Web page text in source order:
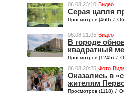
06.08 23:10 Видео
Серая цапля
Просмотров (460) /
06.08 21:05 Видео
В городе
квадратный
Просмотров (1245) /
06.08 20:25 Фото
Оказались в
жителям
Просмотров (1118) /